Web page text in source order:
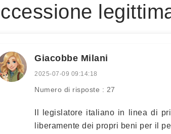
Giacobbe Milani
2025-07-09 09:14:18
Numero di risposte : 27
Il legislatore italiano in linea di
liberamente dei propri beni per il